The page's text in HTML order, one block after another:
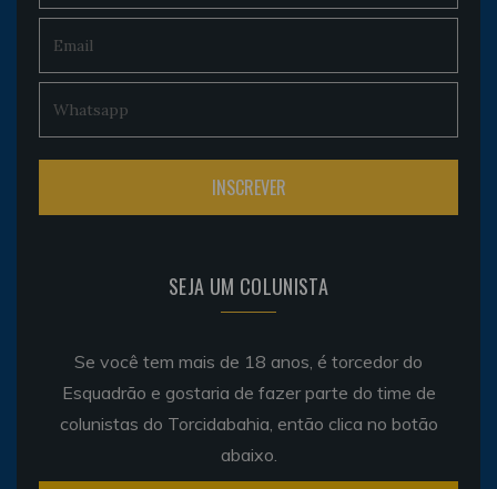
SEJA UM COLUNISTA
Se você tem mais de 18 anos, é torcedor do
Esquadrão e gostaria de fazer parte do time de
colunistas do Torcidabahia, então clica no botão
abaixo.